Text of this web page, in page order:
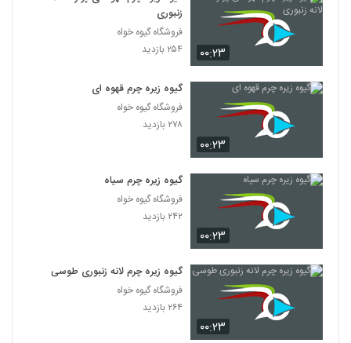
۰۰:۲۳
زنبوری
فروشگاه گیوه خواه
۲۵۴ بازدید
۰۰:۲۳
گیوه زیره چرم قهوه ای
فروشگاه گیوه خواه
۲۷۸ بازدید
۰۰:۲۳
گیوه زیره چرم سیاه
فروشگاه گیوه خواه
۲۴۲ بازدید
۰۰:۲۳
گیوه زیره چرم لانه زنبوری طوسی
فروشگاه گیوه خواه
۲۶۴ بازدید